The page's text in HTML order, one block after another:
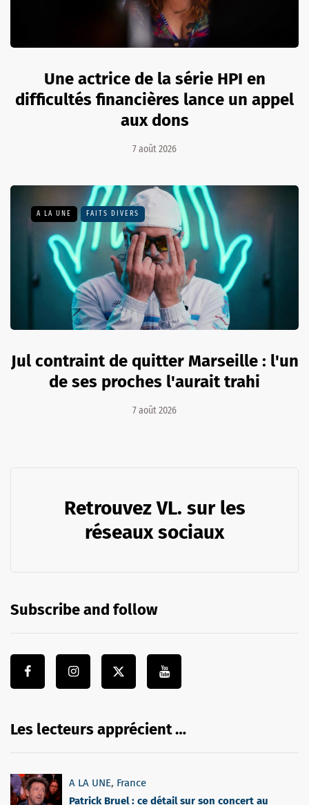
Une actrice de la série HPI en
difficultés financières lance un appel
aux dons
7 août 2026
A LA UNE FAITS DIVERS
Jul contraint de quitter Marseille : l'un
de ses proches l'aurait trahi
7 août 2026
Retrouvez VL. sur les
réseaux sociaux
Subscribe and follow
Les lecteurs apprécient …
A LA UNE, France
Patrick Bruel : ce détail sur son concert au